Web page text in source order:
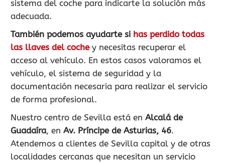
sistema del coche para indicarte la solución más
adecuada.
También podemos ayudarte si has perdido todas
las llaves del cochey necesitas recuperar el
acceso al vehículo. En estos casos valoramos el
vehículo, el sistema de seguridad y la
documentación necesaria para realizar el servicio
de forma profesional.
Nuestro centro de Sevilla está en Alcalá de
Guadaíra, en Av. Príncipe de Asturias, 46.
Atendemos a clientes de Sevilla capital y de otras
localidades cercanas que necesitan un servicio